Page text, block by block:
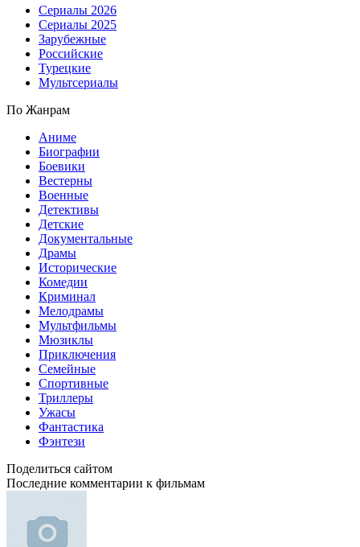
Сериалы 2026
Сериалы 2025
Зарубежные
Российские
Турецкие
Мультсериалы
По Жанрам
Аниме
Биографии
Боевики
Вестерны
Военные
Детективы
Детские
Документальные
Драмы
Исторические
Комедии
Криминал
Мелодрамы
Мультфильмы
Мюзиклы
Приключения
Семейные
Спортивные
Триллеры
Ужасы
Фантастика
Фэнтези
Поделиться сайтом
Последние комментарии к фильмам